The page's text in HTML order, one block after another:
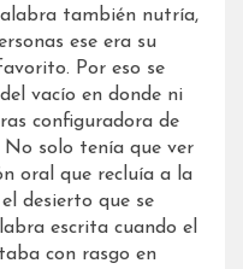
también nutría,
ese era su
Por eso se
vacío en donde ni
configuradora de
No solo tenía que ver
oral que recluía a la
desierto que se
escrita cuando el
con rasgo en